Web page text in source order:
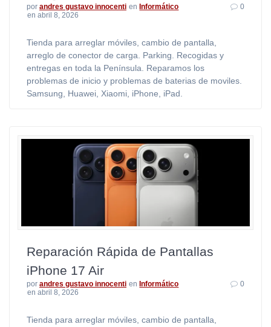
por andres gustavo innocenti en Informático
en abril 8, 2026
0
Tienda para arreglar móviles, cambio de pantalla,
arreglo de conector de carga. Parking. Recogidas y
entregas en toda la Península. Reparamos los
problemas de inicio y problemas de baterias de moviles.
Samsung, Huawei, Xiaomi, iPhone, iPad.
Reparación Rápida de Pantallas
iPhone 17 Air
por andres gustavo innocenti en Informático
en abril 8, 2026
0
Tienda para arreglar móviles, cambio de pantalla,